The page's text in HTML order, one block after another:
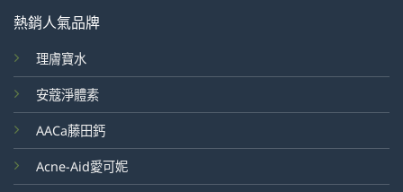
熱銷人氣品牌
理膚寶水
安蔻淨體素
AACa藤田鈣
Acne-Aid愛可妮